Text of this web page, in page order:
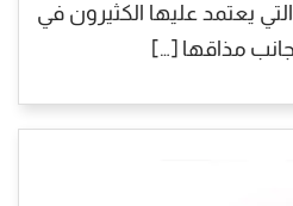
يعتمد عليها الكثيرون في
مذاقها […]